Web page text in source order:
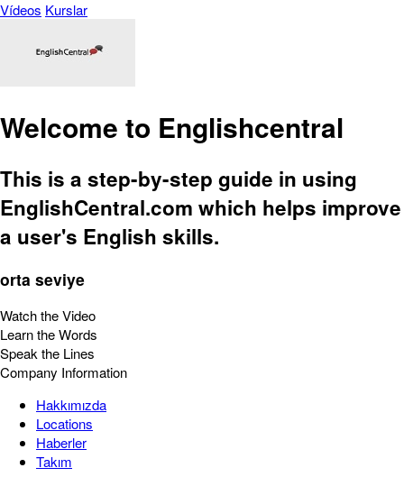
Vídeos Kurslar
Welcome to Englishcentral
This is a step-by-step guide in using
EnglishCentral.com which helps improve
a user's English skills.
orta seviye
Watch the Video
Learn the Words
Speak the Lines
Company Information
Hakkımızda
Locations
Haberler
Takım